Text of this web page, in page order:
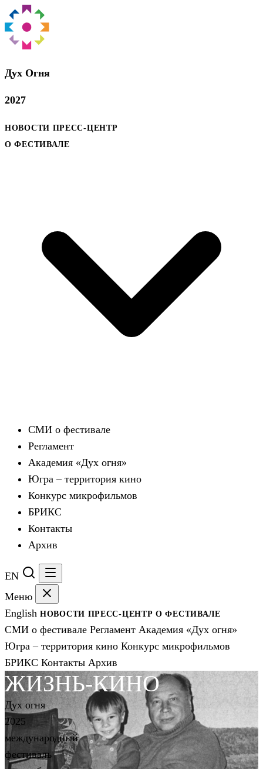
Дух Oгня
2027
НОВОСТИ ПРЕСС-ЦЕНТР
О ФЕСТИВАЛЕ
СМИ о фестивале
Регламент
Академия «Дух огня»
Югра – территория кино
Конкурс микрофильмов
БРИКС
Контакты
Архив
EN
Меню
English НОВОСТИ ПРЕСС-ЦЕНТРО ФЕСТИВАЛЕ
СМИ о фестивале Регламент Академия «Дух огня»
Югра – территория кино Конкурс микрофильмов
БРИКС Контакты Архив
ЖИЗНЬ-КИНО
Дух огня
2025
международный
фестиваль